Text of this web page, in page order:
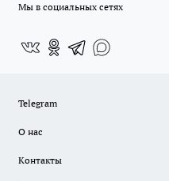
Мы в социальных сетях
Telegram
О нас
Контакты